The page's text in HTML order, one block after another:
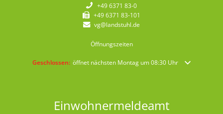
+49 6371 83-0
+49 6371 83-101
vg@landstuhl.de
Öffnungszeiten
Klicken, um weitere Öffnungs- oder Schließzeiten auszublenden
Geschlossen: öffnet nächsten Montag um 08:30 Uhr
Einwohnermeldeamt